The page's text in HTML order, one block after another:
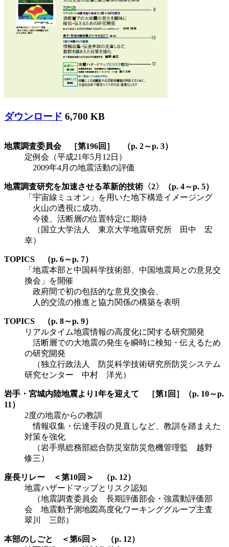
ダウンロード 6,700 KB
地震調査委員会 ［第196回］ （p. 2～p. 3）
定例会（平成21年5月12日）
2009年4月の地震活動の評価
地震調査研究を加速させる革新的技術〈2〉（p. 4～p. 5）
「宇宙線ミュオン」を用いた地下構造イメージング
火山の透視に成功。
今後、活断層の位置特定に期待
（国立大学法人 東京大学地震研究所 田中 宏
幸）
TOPICS （p. 6～p. 7）
「地震本部と中国科学技術部、中国地震局との意見交
換会」を開催
政府間で初の包括的な意見交換会、
人的交流の推進と協力関係の構築を表明
TOPICS （p. 8～p. 9）
リアルタイム地震情報の高度化に関する研究開発
活断層での大地震の発生を瞬時に検知・伝えるため
の研究開発
（独立行政法人 防災科学技術研究所防災システム
研究センター 中村 洋光）
岩手・宮城内陸地震より1年を迎えて ［第1回］（p. 10～p.
11）
2度の地震からの教訓
情報収集・伝達手段の見直しなど、教訓を踏まえた
対策を強化
（岩手県総務部総合防災室防災危機管理監 越野
修三）
座長リレー ＜第10回＞ （p. 12）
地震ハザードマップとリスク認知
（地震調査委員会 長期評価部会・強震動評価部
会 地震動予測地図高度化ワーキンググループ主査
翠川 三郎）
本部のしごと ＜第6回＞ （p. 12）